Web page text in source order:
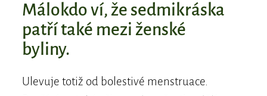
Málokdo ví, že sedmikráska
patří také mezi ženské
byliny.
Ulevuje totiž od bolestivé menstruace.